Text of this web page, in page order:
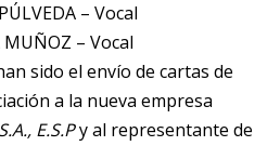
– Vocal
MUÑOZ – Vocal
sido el envío de cartas de
a la nueva empresa
E.S.Py al representante de